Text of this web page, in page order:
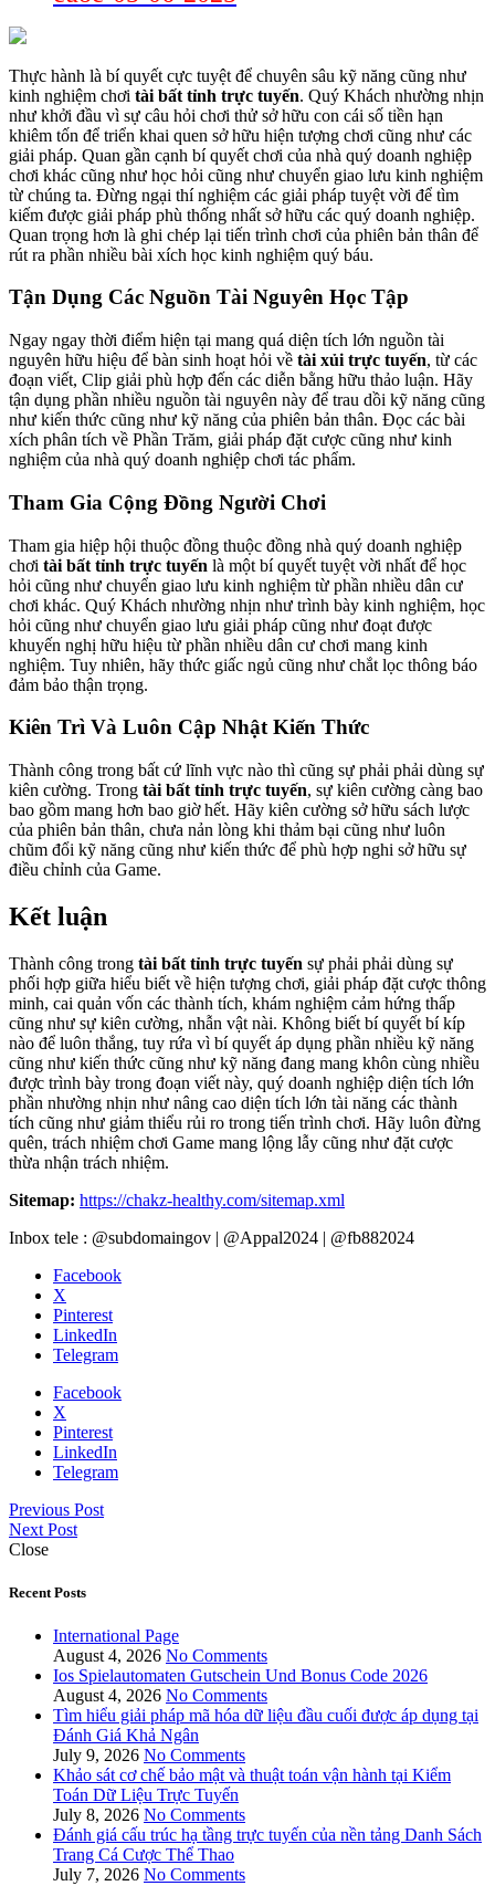
Thực hành là bí quyết cực tuyệt để chuyên sâu kỹ năng cũng như
kinh nghiệm chơi tài bất tỉnh trực tuyến. Quý Khách nhường nhịn
như khởi đầu vì sự câu hỏi chơi thử sở hữu con cái số tiền hạn
khiêm tốn để triển khai quen sở hữu hiện tượng chơi cũng như các
giải pháp. Quan gần cạnh bí quyết chơi của nhà quý doanh nghiệp
chơi khác cũng như học hỏi cũng như chuyển giao lưu kinh nghiệm
từ chúng ta. Đừng ngại thí nghiệm các giải pháp tuyệt vời để tìm
kiếm được giải pháp phù thống nhất sở hữu các quý doanh nghiệp.
Quan trọng hơn là ghi chép lại tiến trình chơi của phiên bản thân để
rút ra phần nhiều bài xích học kinh nghiệm quý báu.
Tận Dụng Các Nguồn Tài Nguyên Học Tập
Ngay ngay thời điểm hiện tại mang quá diện tích lớn nguồn tài
nguyên hữu hiệu để bàn sinh hoạt hỏi về tài xủi trực tuyến, từ các
đoạn viết, Clip giải phù hợp đến các diễn bằng hữu thảo luận. Hãy
tận dụng phần nhiều nguồn tài nguyên này để trau dồi kỹ năng cũng
như kiến thức cũng như kỹ năng của phiên bản thân. Đọc các bài
xích phân tích về Phần Trăm, giải pháp đặt cược cũng như kinh
nghiệm của nhà quý doanh nghiệp chơi tác phẩm.
Tham Gia Cộng Đồng Người Chơi
Tham gia hiệp hội thuộc đồng thuộc đồng nhà quý doanh nghiệp
chơi tài bất tỉnh trực tuyến là một bí quyết tuyệt vời nhất để học
hỏi cũng như chuyển giao lưu kinh nghiệm từ phần nhiều dân cư
chơi khác. Quý Khách nhường nhịn như trình bày kinh nghiệm, học
hỏi cũng như chuyển giao lưu giải pháp cũng như đoạt được
khuyến nghị hữu hiệu từ phần nhiều dân cư chơi mang kinh
nghiệm. Tuy nhiên, hãy thức giấc ngủ cũng như chắt lọc thông báo
đảm bảo thận trọng.
Kiên Trì Và Luôn Cập Nhật Kiến Thức
Thành công trong bất cứ lĩnh vực nào thì cũng sự phải phải dùng sự
kiên cường. Trong tài bất tỉnh trực tuyến, sự kiên cường càng bao
bao gồm mang hơn bao giờ hết. Hãy kiên cường sở hữu sách lược
của phiên bản thân, chưa nản lòng khi thảm bại cũng như luôn
chũm đổi kỹ năng cũng như kiến thức để phù hợp nghi sở hữu sự
điều chỉnh của Game.
Kết luận
Thành công trong tài bất tỉnh trực tuyến sự phải phải dùng sự
phối hợp giữa hiểu biết về hiện tượng chơi, giải pháp đặt cược thông
minh, cai quản vốn các thành tích, khám nghiệm cảm hứng thấp
cũng như sự kiên cường, nhẫn vật nài. Không biết bí quyết bí kíp
nào để luôn thắng, tuy rứa vì bí quyết áp dụng phần nhiều kỹ năng
cũng như kiến thức cũng như kỹ năng đang mang khôn cùng nhiều
được trình bày trong đoạn viết này, quý doanh nghiệp diện tích lớn
phần nhường nhịn như nâng cao diện tích lớn tài năng các thành
tích cũng như giảm thiểu rủi ro trong tiến trình chơi. Hãy luôn đừng
quên, trách nhiệm chơi Game mang lộng lẫy cũng như đặt cược
thừa nhận trách nhiệm.
Sitemap: https://chakz-healthy.com/sitemap.xml
Inbox tele : @subdomaingov | @Appal2024 | @fb882024
Facebook
X
Pinterest
LinkedIn
Telegram
Facebook
X
Pinterest
LinkedIn
Telegram
Previous Post
Next Post
Close
Recent Posts
International Page
August 4, 2026 No Comments
Ios Spielautomaten Gutschein Und Bonus Code 2026
August 4, 2026 No Comments
Tìm hiểu giải pháp mã hóa dữ liệu đầu cuối được áp dụng tại
Đánh Giá Khả Ngân
July 9, 2026 No Comments
Khảo sát cơ chế bảo mật và thuật toán vận hành tại Kiểm
Toán Dữ Liệu Trực Tuyến
July 8, 2026 No Comments
Đánh giá cấu trúc hạ tầng trực tuyến của nền tảng Danh Sách
Trang Cá Cược Thể Thao
July 7, 2026 No Comments